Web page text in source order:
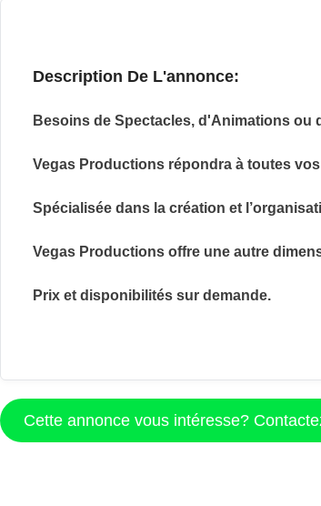
Description De L'annonce:
Besoins de Spectacles, d'Animations ou
Vegas Productions répondra à toutes
Spécialisée dans la création et
Vegas Productions offre une autre
Prix et disponibilités sur demande.
Cette annonce vous intéresse?